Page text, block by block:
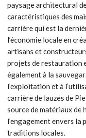
paysage architectural
caractéristiques des
carrière qui est la
l’économie locale en
artisans et
projets de restauration
également à la
l’exploitation et à
carrière de lauzes de
source de matériaux de
l’engagement envers
traditions locales.